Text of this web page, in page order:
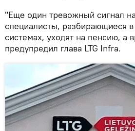
"Еще один тревожный сигнал
специалисты, разбирающиеся в
системах, уходят на пенсию, а
предупредил глава LTG Infra.